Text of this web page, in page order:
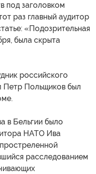
под заголовком
раз главный аудитор
«Подозрительная
была скрыта
российского
Петр Польщиков был
в Бельгии было
НАТО Ива
расследованием